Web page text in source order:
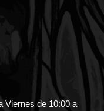
Viernes de 10:00 a